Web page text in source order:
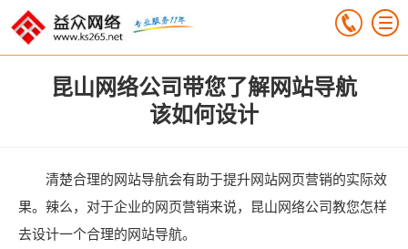
昆山网络公司带您了解网站导航
该如何设计
清楚合理的网站导航会有助于提升网站网页营销的实际效
果。辣么，对于企业的网页营销来说，昆山网络公司教您怎样
去设计一个合理的网站导航。